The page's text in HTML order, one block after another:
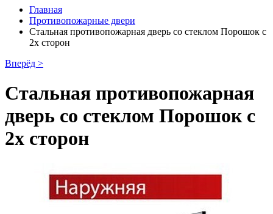
Главная
Противопожарные двери
Стальная противопожарная дверь со стеклом Порошок с
2х сторон
Вперёд >
Стальная противопожарная
дверь со стеклом Порошок с
2х сторон